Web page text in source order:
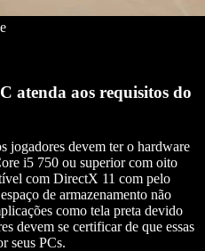
atenda aos requisitos do
jogadores devem ter o hardware
i5 750 ou superior com oito
com DirectX 11 com pelo
de armazenamento não
como tela preta devido
devem se certificar de que essas
seus PCs.